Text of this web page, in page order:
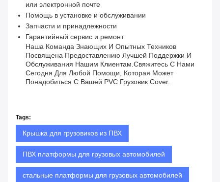
или электронной почте
Помощь в установке и обслуживании
Запчасти и принадлежности
Гарантийный сервис и ремонт
Наша Команда Знающих И Опытных Техников
Посвящена Предоставлению Лучшей Поддержки И
Обслуживания Нашим Клиентам.Свяжитесь С Нами
Сегодня Для Любой Помощи, Которая Может
Понадобиться С Вашей PVC Грузовик Cover.
Tags:
Крышка для грузовиков из ПВХ
ПВХ платформы для грузовых автомобилей
стальные платформы для грузовых автомобилей